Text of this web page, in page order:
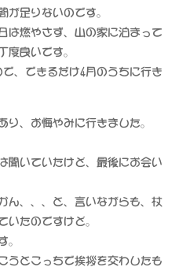
が足りないのです。
は燃やさず、山の家に泊まって
度良いです。
、できるだけ4月のうちに行き
り、お悔やみに行きました。
聞いていたけど、最後にお会い
ん、、、と、言いながらも、杖
いたのですけど。
。
うとこっちで挨拶を交わしたも